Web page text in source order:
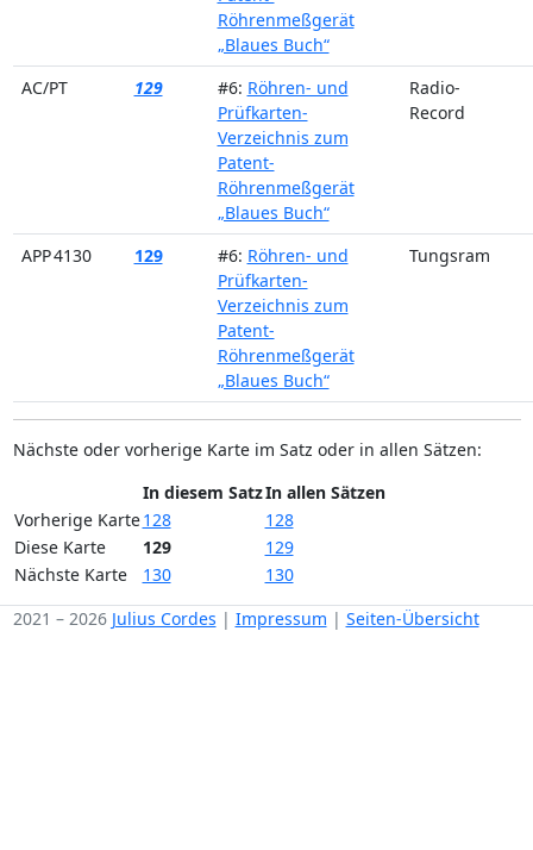
Röhrenmeßgerät
„Blaues Buch“
AC/PT 129 #6: Röhren- und
Prüfkarten-
Verzeichnis zum
Patent-
Röhrenmeßgerät
„Blaues Buch“
Radio-
Record
APP 4130 129 #6: Röhren- und
Prüfkarten-
Verzeichnis zum
Patent-
Röhrenmeßgerät
„Blaues Buch“
Tungsram
Nächste oder vorherige Karte im Satz oder in allen Sätzen:
In diesem SatzIn allen Sätzen
Vorherige Karte128
128
Diese Karte
129
129
Nächste Karte
130
130
2021 – 2026 Julius Cordes | Impressum | Seiten-Übersicht